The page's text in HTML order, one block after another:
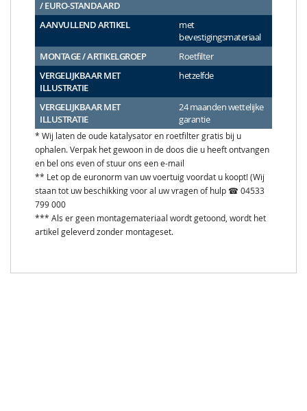
/ EURO-STANDAARD
AANVULLEND ARTIKEL
met
bevestigingsmateriaal
MONTAGE / ARTIKELGROEP
Roetfilter
VERGELIJKBAAR MET
ILLUSTRATIE
hetzelfde
VERGELIJKBAAR MET
ILLUSTRATIE
24 maanden wettelijke
garantie
* Wij laten de oude katalysator en roetfilter gratis bij u
ophalen. Verpak het gewoon in de doos die u heeft ontvangen
en bel ons even of stuur ons een e-mail
** Let op de euronorm van uw voertuig voordat u koopt! (Wij
staan tot uw beschikking voor al uw vragen of hulp ☎ 04533
799 000
*** Als er geen montagemateriaal wordt getoond, wordt het
artikel geleverd zonder montageset.